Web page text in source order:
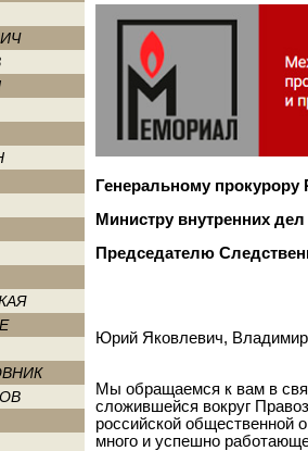
Генеральному
Министру внутренних
Председателю
Юрий Яковлевич,
Мы обращаемся к вам в
сложившейся вокруг
российской общественной
много и успешно